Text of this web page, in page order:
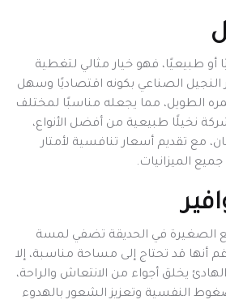
أو طبيعيًا، فهو خيار مثالي لتغطية
النجيل الصناعي بكونه اقتصاديًا وسهل
الطويل، مما يجعله مناسبًا لمختلف
نخيلًا طبيعية من أفضل الأنواع،
مع تقديم أسعار تنافسية لأمتار
الميزانيات.
الصغيرة في الحديقة تضفي لمسة
أنها قد تحتاج إلى مساحة مناسبة، إلا
يخلق أجواء من الانتعاش والراحة،
النفسية وتعزيز الشعور بالهدوء